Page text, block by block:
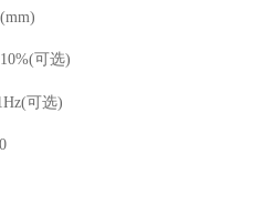
可选)
可选)